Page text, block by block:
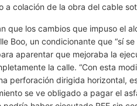
a colación de la obra del cable
que los cambios que impuso el
Boo, un condicionante que “sí
aparentar que mejoraba la
la calle. “Con esta
perforación dirigida horizontal,
se ve obligado a pagar el